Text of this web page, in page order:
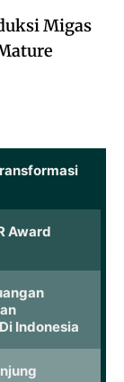
Migas